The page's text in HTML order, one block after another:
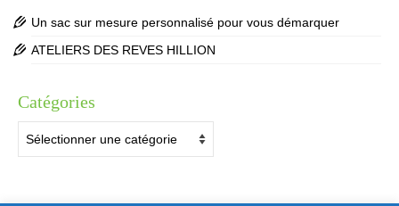
Un sac sur mesure personnalisé pour vous démarquer
ATELIERS DES REVES HILLION
Catégories